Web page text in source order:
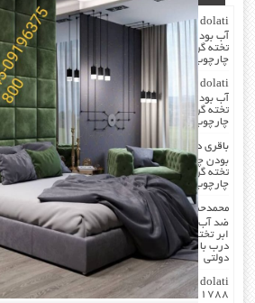
dolatiدر صدا گیر…درب اکوستیک…چرم کردن
آب بودن چرم …در هنگام چرم کردن همه ی درز های
تخته گرفته میشود که جلوی صدا را میگیرد . کار در
چارچوب فیکس میشود۰۹۱۹۶۳۷۵۸۰۰-۰۹۳۰۷۸۰۱۷۸۸مهندس دولتی
dolati
صدا گیر…درب اکوستیک…چرم کردن
آب بودن چرم …در هنگام چرم کردن همه ی درز های
تخته گرفته میشود که جلوی صدا را میگیرد . کار در
چارچوب فیکس میشود۰۹۱۹۶۳۷۵۸۰۰-۰۹۳۰۷۸۰۱۷۸۸مهندس دولتی
باقری در
صدا گیر…درب اکوستیک…چرم کردن
بودن چرم …در هنگام چرم کردن همه ی درز های
تخته گرفته میشود که جلوی صدا را میگیرد . کار در
چارچوب فیکس میشود۰۹۱۹۶۳۷۵۸۰۰-۰۹۳۰۷۸۰۱۷۸۸مهندس دولتی
محمدحسندر صدا گیر…درب اکوستیک…چرم کردن
ضد آب بودن چرم …در هنگام چرم کردن همه ی درز
ابر تخته گرفته میشود که جلوی صدا را میگیرد .
دولتی
dolati در
۰۹۳۰۷۸۰۱۷۸۸